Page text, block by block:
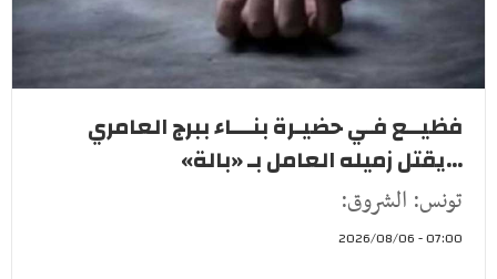
فظيــع فـي حضيـرة بنـــاء ببرج العامري
...يقتل زميله العامل بـ «بالة»
تونس: الشروق:
07:00 - 2026/08/06